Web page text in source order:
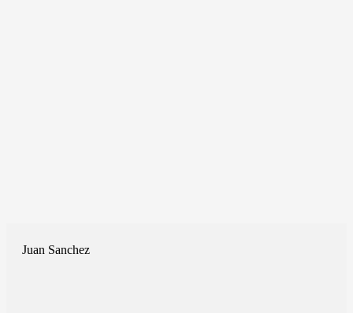
Juan Sanchez